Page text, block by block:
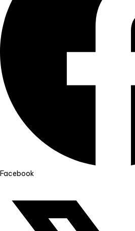
Facebook